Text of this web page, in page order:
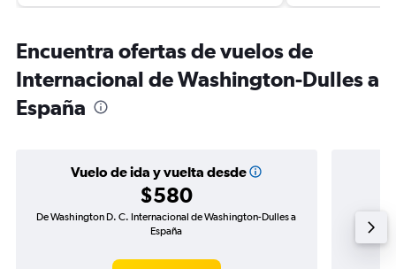
Encuentra ofertas de vuelos de
Internacional de Washington-Dulles a
España
Vuelo de ida y vuelta desde
$580
De Washington D. C. Internacional de Washington-Dulles a
España